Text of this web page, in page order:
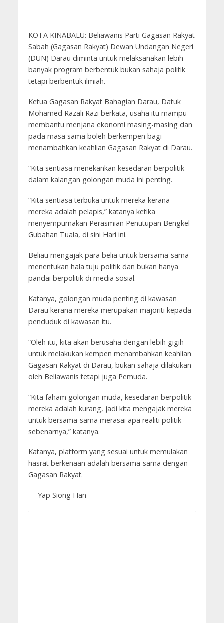
KOTA KINABALU: Beliawanis Parti Gagasan Rakyat
Sabah (Gagasan Rakyat) Dewan Undangan Negeri
(DUN) Darau diminta untuk melaksanakan lebih
banyak program berbentuk bukan sahaja politik
tetapi berbentuk ilmiah.
Ketua Gagasan Rakyat Bahagian Darau, Datuk
Mohamed Razali Razi berkata, usaha itu mampu
membantu menjana ekonomi masing-masing dan
pada masa sama boleh berkempen bagi
menambahkan keahlian Gagasan Rakyat di Darau.
“Kita sentiasa menekankan kesedaran berpolitik
dalam kalangan golongan muda ini penting.
“Kita sentiasa terbuka untuk mereka kerana
mereka adalah pelapis,” katanya ketika
menyempurnakan Perasmian Penutupan Bengkel
Gubahan Tuala, di sini Hari ini.
Beliau mengajak para belia untuk bersama-sama
menentukan hala tuju politik dan bukan hanya
pandai berpolitik di media sosial.
Katanya, golongan muda penting di kawasan
Darau kerana mereka merupakan majoriti kepada
penduduk di kawasan itu.
“Oleh itu, kita akan berusaha dengan lebih gigih
untuk melakukan kempen menambahkan keahlian
Gagasan Rakyat di Darau, bukan sahaja dilakukan
oleh Beliawanis tetapi juga Pemuda.
“Kita faham golongan muda, kesedaran berpolitik
mereka adalah kurang, jadi kita mengajak mereka
untuk bersama-sama merasai apa realiti politik
sebenarnya,” katanya.
Katanya, platform yang sesuai untuk memulakan
hasrat berkenaan adalah bersama-sama dengan
Gagasan Rakyat.
— Yap Siong Han